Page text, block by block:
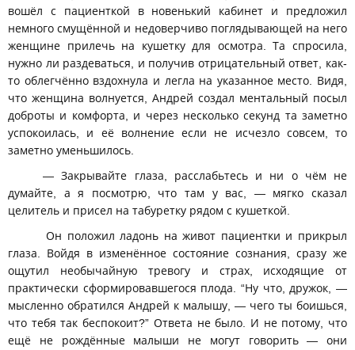
вошёл с пациенткой в новенький кабинет и предложил
немного смущённой и недоверчиво поглядывающей на него
женщине прилечь на кушетку для осмотра. Та спросила,
нужно ли раздеваться, и получив отрицательный ответ, как-
то облегчённо вздохнула и легла на указанное место. Видя,
что женщина волнуется, Андрей создал ментальный посыл
доброты и комфорта, и через несколько секунд та заметно
успокоилась, и её волнение если не исчезло совсем, то
заметно уменьшилось.
— Закрывайте глаза, расслабьтесь и ни о чём не
думайте, а я посмотрю, что там у вас, — мягко сказал
целитель и присел на табуретку рядом с кушеткой.
Он положил ладонь на живот пациентки и прикрыл
глаза. Войдя в изменённое состояние сознания, сразу же
ощутил необычайную тревогу и страх, исходящие от
практически сформировавшегося плода. “Ну что, дружок, —
мысленно обратился Андрей к малышу, — чего ты боишься,
что тебя так беспокоит?” Ответа не было. И не потому, что
ещё не рождённые малыши не могут говорить — они